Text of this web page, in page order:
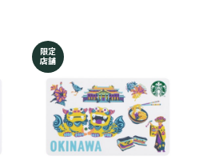
限定
店舗